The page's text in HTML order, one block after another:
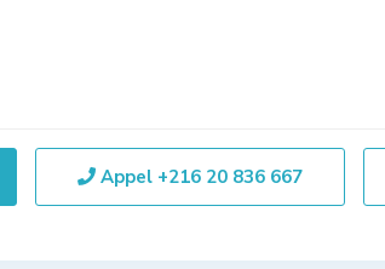
Appel +216 20 836 667